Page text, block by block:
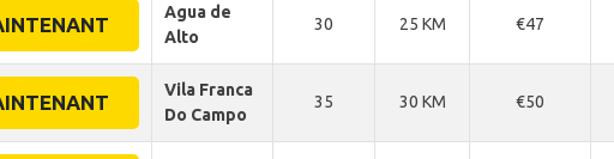
Agua de
Alto
30 25 KM €47
Vila Franca
Do Campo
35 30 KM €50